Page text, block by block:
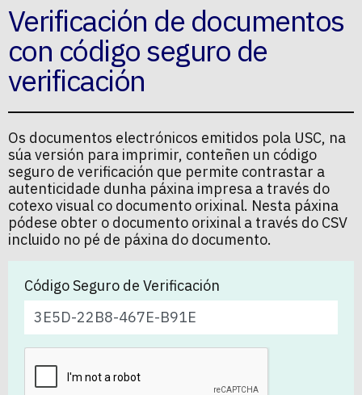
Verificación de documentos
con código seguro de
verificación
Os documentos electrónicos emitidos pola USC, na
súa versión para imprimir, conteñen un código
seguro de verificación que permite contrastar a
autenticidade dunha páxina impresa a través do
cotexo visual co documento orixinal. Nesta páxina
pódese obter o documento orixinal a través do CSV
incluido no pé de páxina do documento.
Código Seguro de Verificación